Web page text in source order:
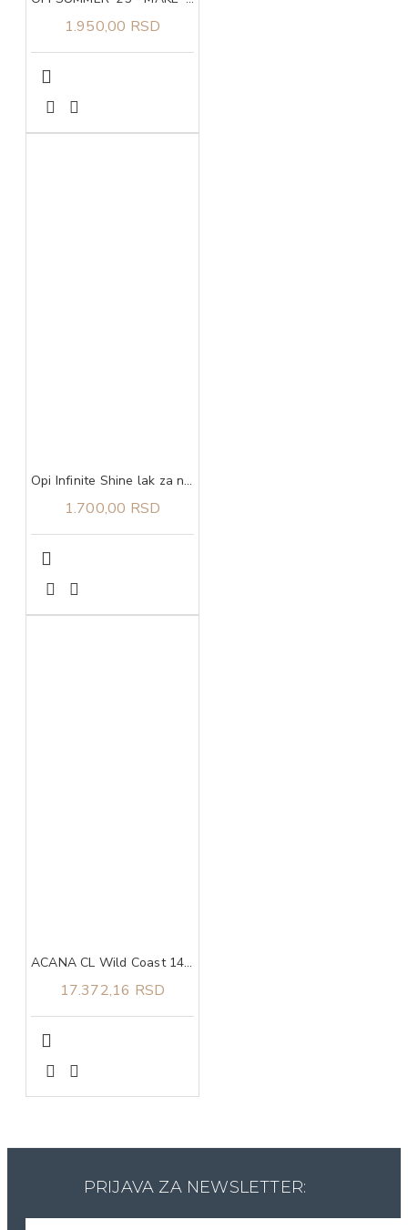
1.950,00 RSD
Opi Infinite Shine lak za nokte The Leo-nly One
1.700,00 RSD
ACANA CL Wild Coast 14,5 kg
17.372,16 RSD
PRIJAVA ZA NEWSLETTER: